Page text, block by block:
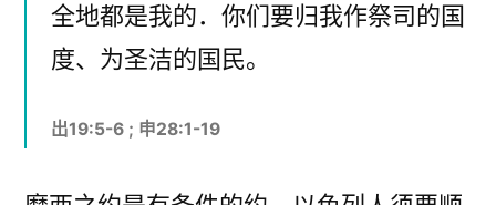
全地都是我的．你们要归我作祭司的国
度、为圣洁的国民。
出19:5-6 ; 申28:1-19